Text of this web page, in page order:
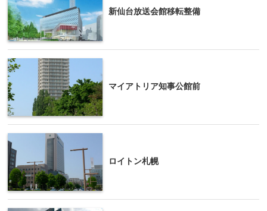
新仙台放送会館移転整備
マイアトリア知事公館前
ロイトン札幌